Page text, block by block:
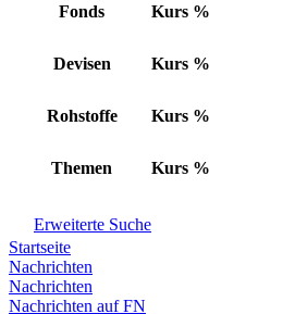
Fonds Kurs %
Devisen Kurs %
Rohstoffe Kurs %
Themen Kurs %
Erweiterte Suche
Startseite
Nachrichten
Nachrichten
Nachrichten auf FN